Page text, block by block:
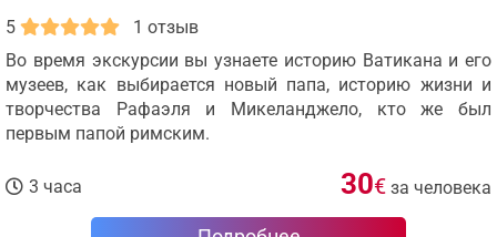
5
1 отзыв
Во время экскурсии вы узнаете историю Ватикана и его
музеев, как выбирается новый папа, историю жизни и
творчества Рафаэля и Микеланджело, кто же был
первым папой римским.
3 часа 30€ за человека